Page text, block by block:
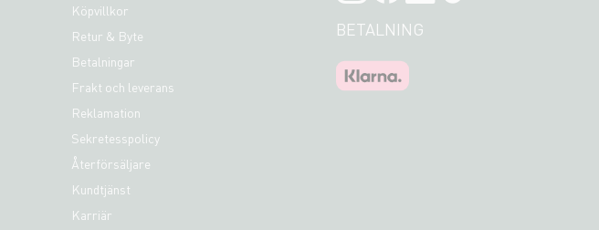
Köpvillkor
Retur & Byte
Betalningar
Frakt och leverans
Reklamation
Sekretesspolicy
Återförsäljare
Kundtjänst
Karriär
BETALNING